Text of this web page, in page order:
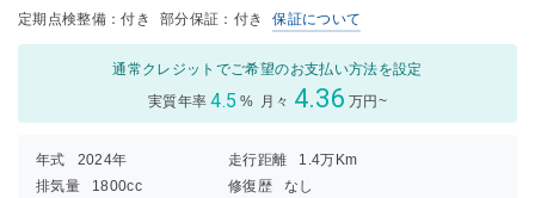
定期点検整備：付き 部分保証：付き 保証について
通常クレジットでご希望のお支払い方法を設定
実質年率 4.5 % 月々 4.36 万円~
年式 2024年 走行距離
1.4万Km
排気量
1800cc 修復歴
なし